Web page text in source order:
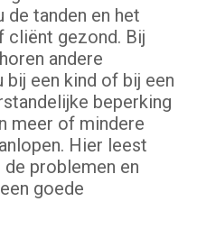
tanden en het
cliënt gezond. Bij
andere
bij een kind of bij een
beperking
meer of mindere
Hier leest
problemen en
goede